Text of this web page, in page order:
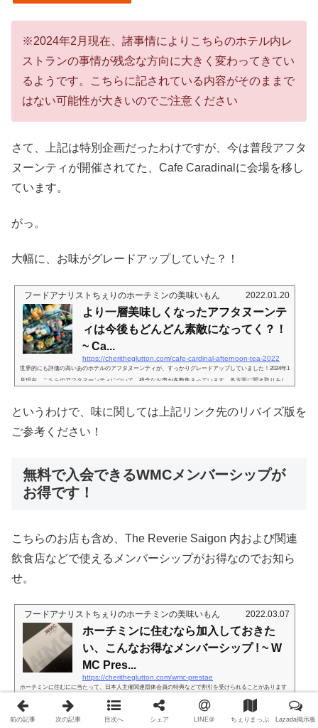
※2024年2月現在、諸事情によりこちらのホテル内レ
ストランの事情が残念な方向に大きく変わってきてい
るようです。こちらに記されている内容がそのままで
はない可能性が大きいのでご注意ください
さて、上記は特別企画だったわけですが、今は普段アフタ
ヌーンティが開催されてた、Cafe Caradinalに会場を移し
ています。
がっ。
大幅に、お味がグレードアップしていた？！
フードアナリストちぇりのホーチミンの美味いもん 2022.01.20
より一層美味しくなったアフタヌーンテ
ィは今後もどんどん素敵になってく？！
~ Ca...
https://cheritheglutton.com/cafe-cardinal-afternoon-tea-2022
世界的にも評価の高いあのホテルのアフタヌーンティが、すっかりグレードアップしていました！2024年1
月現在、こちらのアフタヌーンティについて、残念なお声が多数集まっています。各方面に聞き取りをし
ン。厳しい時期を越えて、今年はビッグネームがオープンするとの話もありますが…すでに素敵なホテル
もいっぱいありますよね。その...
というわけで、味に関しては上記リンク先のリバイズ版を
ご参考ください！
無料で入会できるWMCメンバーシップが
お得です！
こちらのお店も含め、The Reverie Saigon 内および関連
飲食店などで使えるメンバーシップがお得なのでお知ら
せ。
フードアナリストちぇりのホーチミンの美味いもん 2022.03.07
ホーチミンに住むなら加入しておきた
い、こんなお得なメンバーシップ ! ~ W
MC Pres...
https://cheritheglutton.com/wmc-prestae
ホーチミンに住むにに当たって、日本人主催関連団体会員の特典などで割引を受けられることがあります
が、ローカルにも、有益な割引サービスが得られるメンバーシップがあるのご存知ですか？私もつい最近
加入しました！ご存知ですか？とか偉そうにいいながら、私も最近まで知りませんした（笑）とある日、
The Reverie Saionの２階のカフェで、いつものように作業しながらお茶をいただいていたところ、お会計
前の記事 次の記事 目次へ シェア LINE＠ ちぇりまっぷ Lazada掲示板